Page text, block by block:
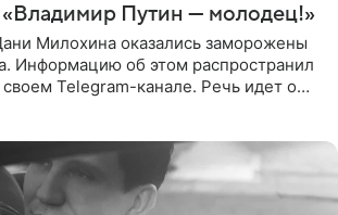
«Владимир Путин — молодец!»
Милохина оказались заморожены
Информацию об этом распространил
Telegram-канале. Речь идет о